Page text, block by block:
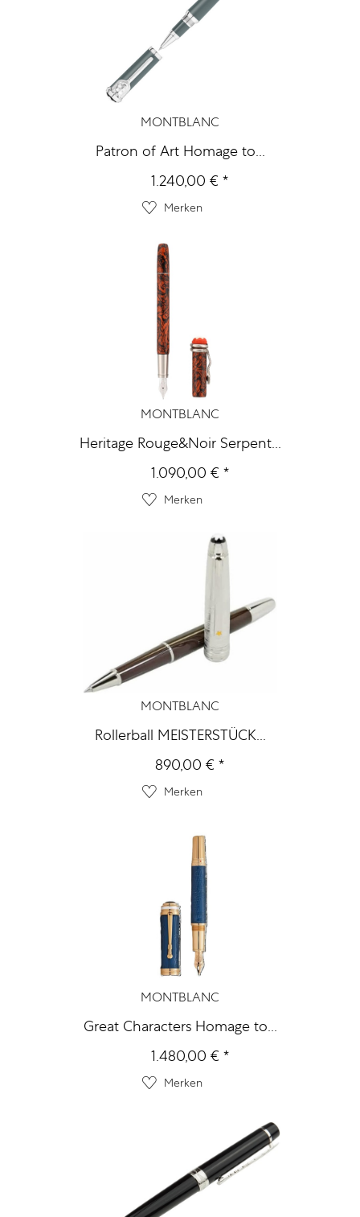
MONTBLANC
Patron of Art Homage to...
1.240,00 € *
Merken
MONTBLANC
Heritage Rouge&Noir Serpent...
1.090,00 € *
Merken
MONTBLANC
Rollerball MEISTERSTÜCK...
890,00 € *
Merken
MONTBLANC
Great Characters Homage to...
1.480,00 € *
Merken